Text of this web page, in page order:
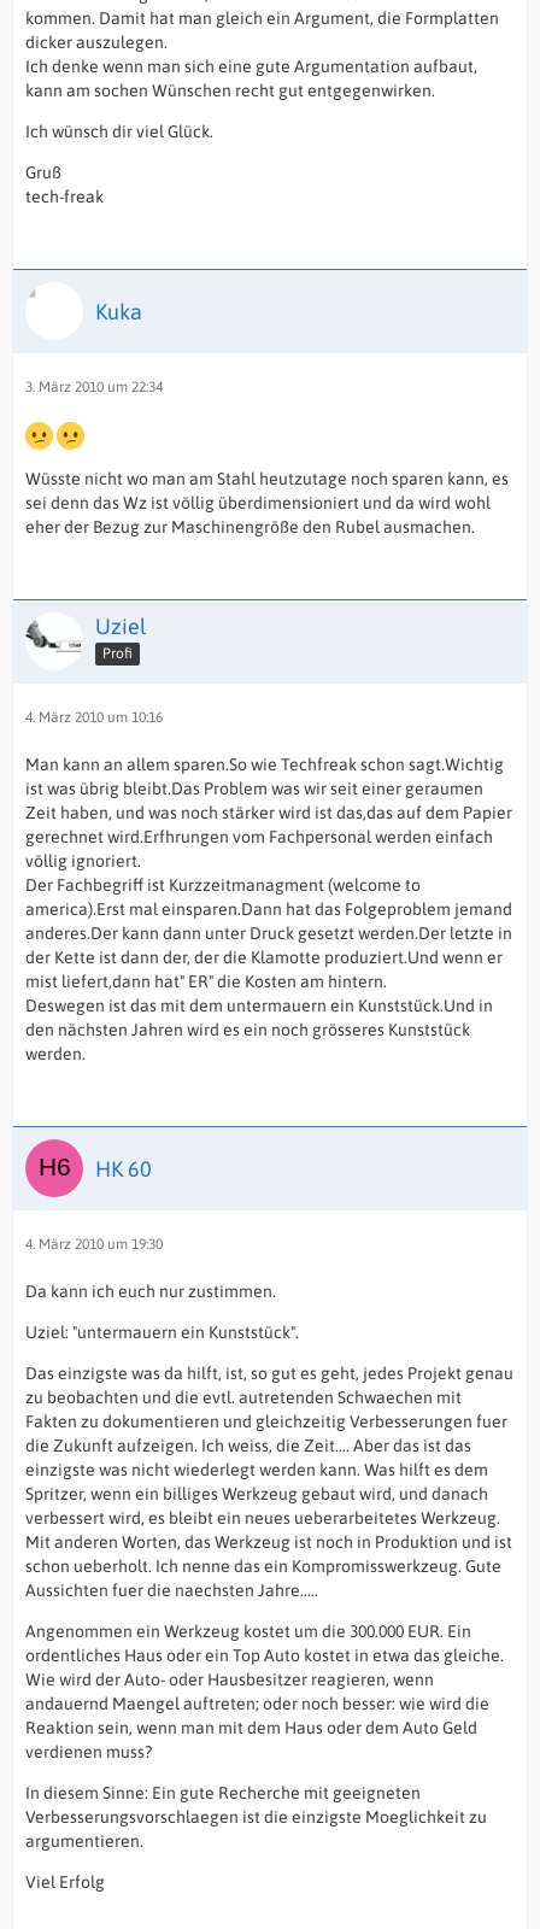
kommen. Damit hat man gleich ein Argument, die Formplatten
dicker auszulegen.
Ich denke wenn man sich eine gute Argumentation aufbaut,
kann am sochen Wünschen recht gut entgegenwirken.
Ich wünsch dir viel Glück.
Gruß
tech-freak
Kuka
3. März 2010 um 22:34
Wüsste nicht wo man am Stahl heutzutage noch sparen kann, es
sei denn das Wz ist völlig überdimensioniert und da wird wohl
eher der Bezug zur Maschinengröße den Rubel ausmachen.
Uziel
Profi
4. März 2010 um 10:16
Man kann an allem sparen.So wie Techfreak schon sagt.Wichtig
ist was übrig bleibt.Das Problem was wir seit einer geraumen
Zeit haben, und was noch stärker wird ist das,das auf dem Papier
gerechnet wird.Erfhrungen vom Fachpersonal werden einfach
völlig ignoriert.
Der Fachbegriff ist Kurzzeitmanagment (welcome to
america).Erst mal einsparen.Dann hat das Folgeproblem jemand
anderes.Der kann dann unter Druck gesetzt werden.Der letzte in
der Kette ist dann der, der die Klamotte produziert.Und wenn er
mist liefert,dann hat" ER" die Kosten am hintern.
Deswegen ist das mit dem untermauern ein Kunststück.Und in
den nächsten Jahren wird es ein noch grösseres Kunststück
werden.
HK 60
4. März 2010 um 19:30
Da kann ich euch nur zustimmen.
Uziel: "untermauern ein Kunststück".
Das einzigste was da hilft, ist, so gut es geht, jedes Projekt genau
zu beobachten und die evtl. autretenden Schwaechen mit
Fakten zu dokumentieren und gleichzeitig Verbesserungen fuer
die Zukunft aufzeigen. Ich weiss, die Zeit.... Aber das ist das
einzigste was nicht wiederlegt werden kann. Was hilft es dem
Spritzer, wenn ein billiges Werkzeug gebaut wird, und danach
verbessert wird, es bleibt ein neues ueberarbeitetes Werkzeug.
Mit anderen Worten, das Werkzeug ist noch in Produktion und ist
schon ueberholt. Ich nenne das ein Kompromisswerkzeug. Gute
Aussichten fuer die naechsten Jahre.....
Angenommen ein Werkzeug kostet um die 300.000 EUR. Ein
ordentliches Haus oder ein Top Auto kostet in etwa das gleiche.
Wie wird der Auto- oder Hausbesitzer reagieren, wenn
andauernd Maengel auftreten; oder noch besser: wie wird die
Reaktion sein, wenn man mit dem Haus oder dem Auto Geld
verdienen muss?
In diesem Sinne: Ein gute Recherche mit geeigneten
Verbesserungsvorschlaegen ist die einzigste Moeglichkeit zu
argumentieren.
Viel Erfolg